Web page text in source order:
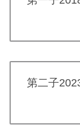
第二子